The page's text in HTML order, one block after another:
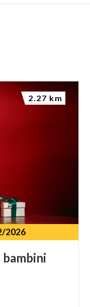
2026
bambini
2.27 km